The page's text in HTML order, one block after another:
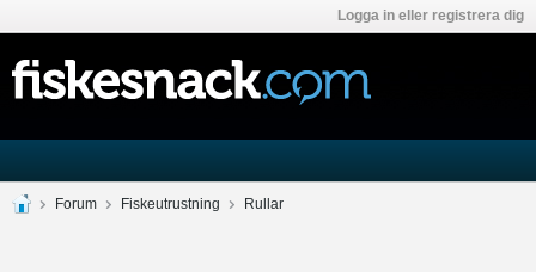
Logga in eller registrera dig
Forum Fiskeutrustning Rullar